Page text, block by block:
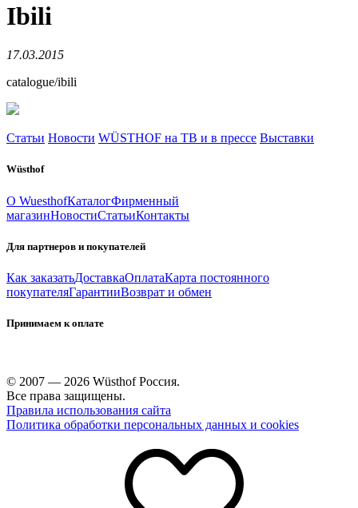
Ibili
17.03.2015
catalogue/ibili
Статьи Новости WÜSTHOF на ТВ и в прессе Выставки
Wüsthof
О WuesthofКаталогФирменный
магазинНовостиСтатьиКонтакты
Для партнеров и покупателей
Как заказатьДоставкаОплатаКарта постоянного
покупателяГарантииВозврат и обмен
Принимаем к оплате
© 2007 — 2026 Wüsthof Россия.
Все права защищены.
Правила использования сайта
Политика обработки персональных данных и cookies